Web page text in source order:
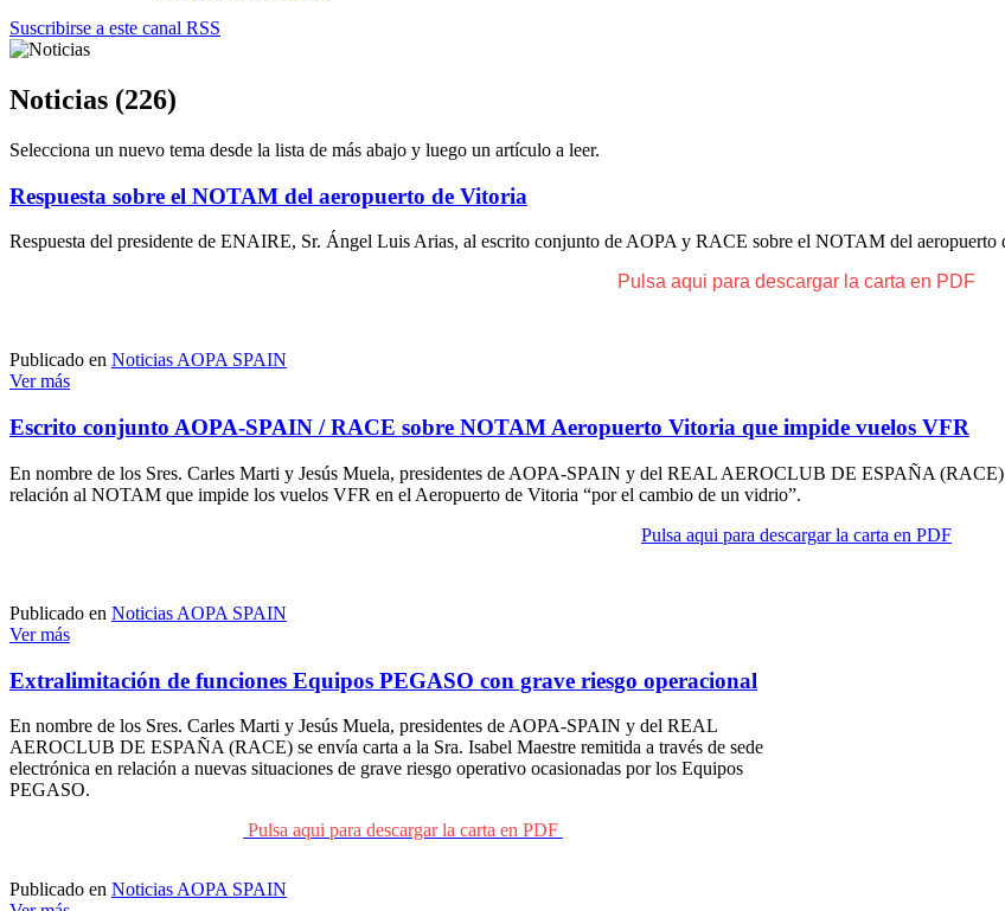
Suscribirse a este canal RSS
Noticias (226)
Selecciona un nuevo tema desde la lista de más abajo y luego un artículo a leer.
Respuesta sobre el NOTAM del aeropuerto de Vitoria
Respuesta del presidente de ENAIRE, Sr. Ángel Luis Arias, al escrito conjunto de AOPA y RACE sobre el NOTAM del aeropuerto
Pulsa aqui para descargar la carta en PDF
Publicado en Noticias AOPA SPAIN
Ver más
Escrito conjunto AOPA-SPAIN / RACE sobre NOTAM Aeropuerto Vitoria que impide vuelos VFR
En nombre de los Sres. Carles Marti y Jesús Muela, presidentes de AOPA-SPAIN y del REAL AEROCLUB DE ESPAÑA
relación al NOTAM que impide los vuelos VFR en el Aeropuerto de Vitoria “por el cambio de un vidrio”.
Pulsa aqui para descargar la carta en PDF
Publicado en Noticias AOPA SPAIN
Ver más
Extralimitación de funciones Equipos PEGASO con grave riesgo operacional
En nombre de los Sres. Carles Marti y Jesús Muela, presidentes de AOPA-SPAIN y del REAL
AEROCLUB DE ESPAÑA (RACE) se envía carta a la Sra. Isabel Maestre remitida a través de sede
electrónica en relación a nuevas situaciones de grave riesgo operativo ocasionadas por los Equipos
PEGASO.
Pulsa aqui para descargar la carta en PDF
Publicado en Noticias AOPA SPAIN